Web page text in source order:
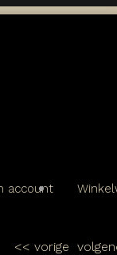
account
<< vorige